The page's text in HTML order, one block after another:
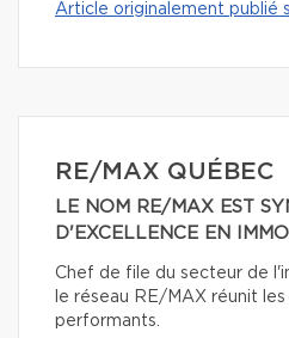
Article originalement publié
RE/MAX QUÉBEC
LE NOM RE/MAX EST
D'EXCELLENCE EN
Chef de file du secteur de
le réseau RE/MAX réunit
performants.